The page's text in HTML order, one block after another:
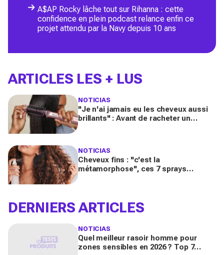
A$AP Rocky lâche tout sur Rihanna : cette
confidence en plein podcast relance enfin ce
projet attendu par la Navy depuis 10 ans
ARTICLES LES + LUS
NOTICIAS
"Je n'ai jamais eu les cheveux aussi
brillants" : Avant de racheter un
NOTICIAS
Cheveux fins : "c'est la
métamorphose", ces 7 sprays
DERNIERS ARTICLES
NOTICIAS
Quel meilleur rasoir homme pour
zones sensibles en 2026 ? Top 7